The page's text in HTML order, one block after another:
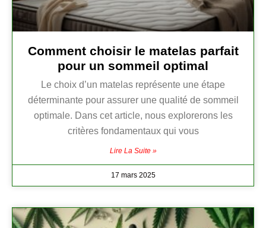
Comment choisir le matelas parfait
pour un sommeil optimal
Le choix d’un matelas représente une étape
déterminante pour assurer une qualité de sommeil
optimale. Dans cet article, nous explorerons les
critères fondamentaux qui vous
Lire La Suite »
17 mars 2025